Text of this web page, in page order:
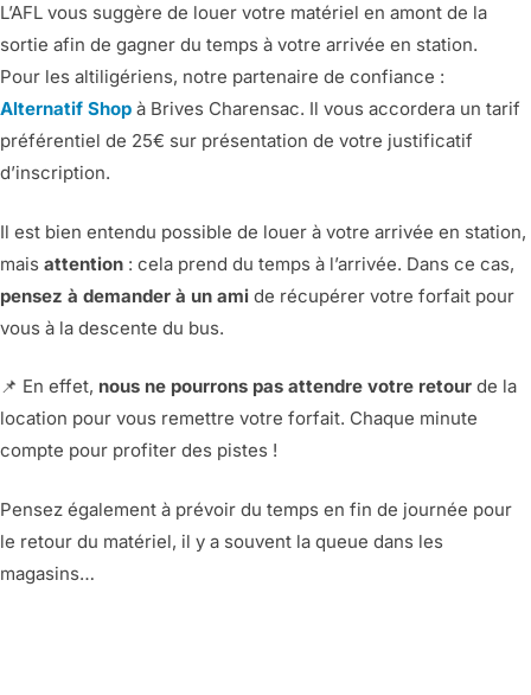
L’AFL vous suggère de louer votre matériel en amont de la
sortie afin de gagner du temps à votre arrivée en station.
Pour les altiligériens, notre partenaire de confiance :
Alternatif Shop à Brives Charensac. Il vous accordera un tarif
préférentiel de 25€ sur présentation de votre justificatif
d’inscription.
Il est bien entendu possible de louer à votre arrivée en station,
mais attention : cela prend du temps à l’arrivée. Dans ce cas,
pensez à demander à un ami de récupérer votre forfait pour
vous à la descente du bus.
📌 En effet, nous ne pourrons pas attendre votre retour de la
location pour vous remettre votre forfait. Chaque minute
compte pour profiter des pistes !
Pensez également à prévoir du temps en fin de journée pour
le retour du matériel, il y a souvent la queue dans les
magasins…